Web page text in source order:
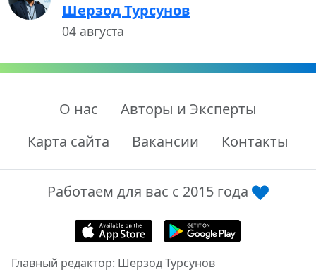
Шерзод Турсунов
04 августа
О нас
Авторы и Эксперты
Карта сайта
Вакансии Контакты
Работаем для вас с 2015 года
Главный редактор: Шерзод Турсунов